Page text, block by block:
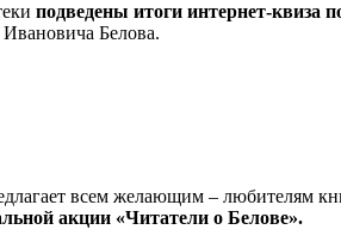
подведены итоги интернет-квиза
Белова.
всем желающим – любителям
акции «Читатели о Белове».